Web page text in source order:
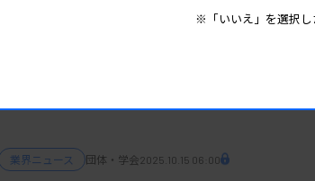
日臨技・横地会長、2期目に意欲 「改革
業界ニュース 団体・学会2025.10.15 06:00
※「いいえ」を選択し